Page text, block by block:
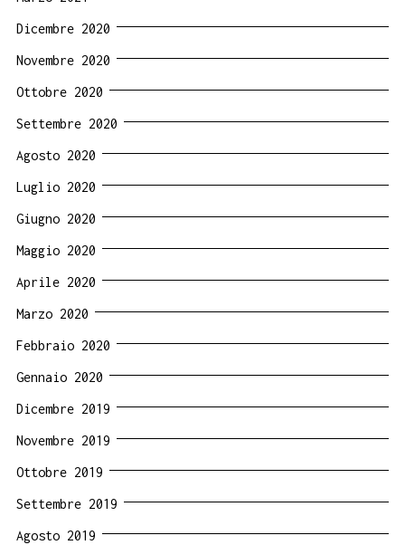
Dicembre 2020
Novembre 2020
Ottobre 2020
Settembre 2020
Agosto 2020
Luglio 2020
Giugno 2020
Maggio 2020
Aprile 2020
Marzo 2020
Febbraio 2020
Gennaio 2020
Dicembre 2019
Novembre 2019
Ottobre 2019
Settembre 2019
Agosto 2019